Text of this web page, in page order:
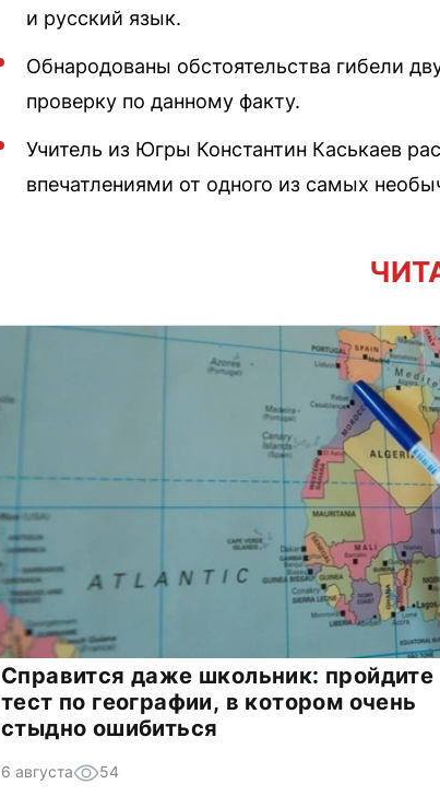
и русский язык.
Обнародованы обстоятельства гибели
проверку по данному факту.
Учитель из Югры Константин Каськаев
впечатлениями от одного из самых
Справится даже школьник: пройдите
тест по географии, в котором очень
стыдно ошибиться
6 августа 54